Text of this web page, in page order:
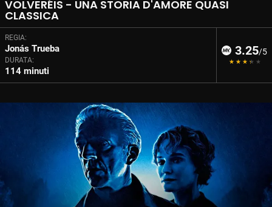
VOLVERÉIS - UNA STORIA D'AMORE QUASI
CLASSICA
REGIA:
Jonás Trueba
DURATA:
114 minuti
3.25/5